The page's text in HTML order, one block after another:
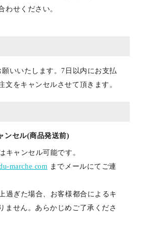
わせください。
いいたします。7日以内にお支払
文をキャンセルさせて頂きます。
ンセル(商品発送前)
キャンセル可能です。
marche.com までメールにてご連
過ぎた場合、お客様都合によるキ
ません。あらかじめご了承くださ